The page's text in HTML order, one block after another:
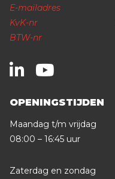
E-mailadres
KvK-nr
BTW-nr
OPENINGSTIJDEN
Maandag t/m vrijdag
08:00 – 16:45 uur
Zaterdag en zondag